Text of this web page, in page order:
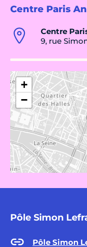
Centre Paris
Centre
9, rue
+
−
Pôle Simon
Pôle Simon